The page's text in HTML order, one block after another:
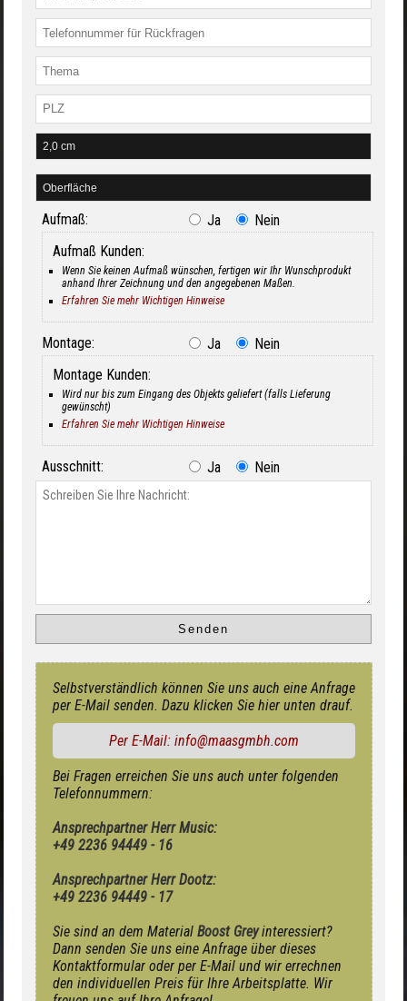
Aufmaß: Ja
Nein
Aufmaß Kunden:
Wenn Sie keinen Aufmaß wünschen, fertigen wir Ihr Wunschprodukt
anhand Ihrer Zeichnung und den angegebenen Maßen.
Erfahren Sie mehr Wichtigen Hinweise
Montage: Ja
Nein
Montage Kunden:
Wird nur bis zum Eingang des Objekts geliefert (falls Lieferung
gewünscht)
Erfahren Sie mehr Wichtigen Hinweise
Ausschnitt: Ja Nein
Selbstverständlich können Sie uns auch eine Anfrage
per E-Mail senden. Dazu klicken Sie hier unten drauf.
Per E-Mail: info@maasgmbh.com
Bei Fragen erreichen Sie uns auch unter folgenden
Telefonnummern:
Ansprechpartner Herr Music:
+49 2236 94449 - 16
Ansprechpartner Herr Dootz:
+49 2236 94449 - 17
Sie sind an dem Material Boost Greyinteressiert?
Dann senden Sie uns eine Anfrage über dieses
Kontaktformular oder per E-Mail und wir errechnen
den individuellen Preis für Ihre Arbeitsplatte. Wir